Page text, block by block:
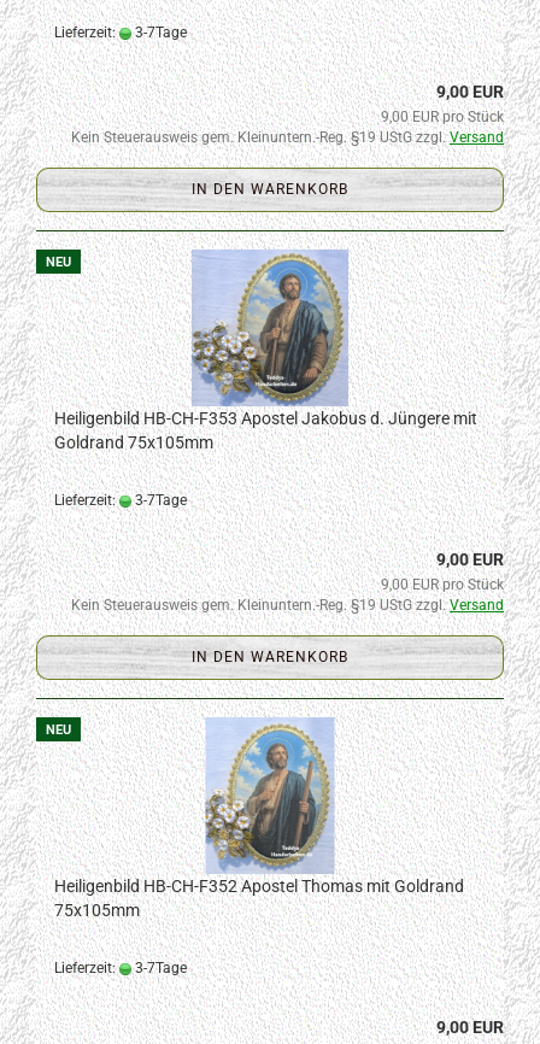
Lieferzeit: 3-7Tage
9,00 EUR
9,00 EUR pro Stück
Kein Steuerausweis gem. Kleinuntern.-Reg. §19 UStG zzgl.Versand
IN DEN WARENKORB
NEU
Heiligenbild HB-CH-F353 Apostel Jakobus d. Jüngere mit
Goldrand 75x105mm
Lieferzeit: 3-7Tage
9,00 EUR
9,00 EUR pro Stück
Kein Steuerausweis gem. Kleinuntern.-Reg. §19 UStG zzgl.Versand
IN DEN WARENKORB
NEU
Heiligenbild HB-CH-F352 Apostel Thomas mit Goldrand
75x105mm
Lieferzeit: 3-7Tage
9,00 EUR